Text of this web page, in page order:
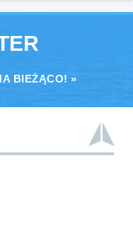
BIEŻĄCO! »